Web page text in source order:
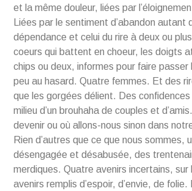
et la même douleur, liées par
Liées par le sentiment d’abandon autant
dépendance et celui du rire à deux ou
coeurs qui battent en choeur, les doigts
chips ou deux, informes pour faire passer
peu au hasard. Quatre femmes. Et des
que les gorgées délient. Des
milieu d’un brouhaha de couples et
devenir ou où allons-nous sinon dans
Rien d’autres que ce que nous sommes,
désengagée et désabusée, des
merdiques. Quatre avenirs incertains, sur
avenirs remplis d’espoir, d’envie, de